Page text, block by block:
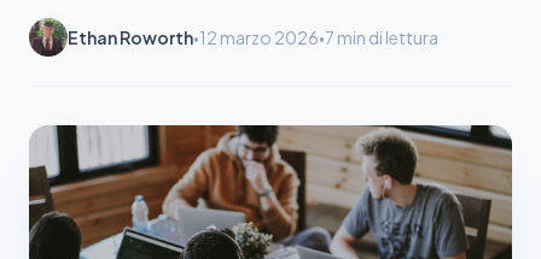
Ethan Roworth•12 marzo 2026•7 min di lettura